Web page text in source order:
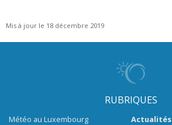
Mis à jour le 18 décembre 2019
RUBRIQUES
Météo au Luxembourg
Actualités